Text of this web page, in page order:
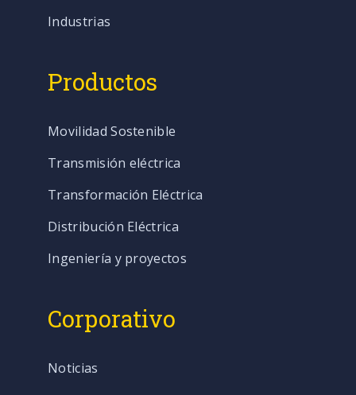
Industrias
Productos
Movilidad Sostenible
Transmisión eléctrica
Transformación Eléctrica
Distribución Eléctrica
Ingeniería y proyectos
Corporativo
Noticias